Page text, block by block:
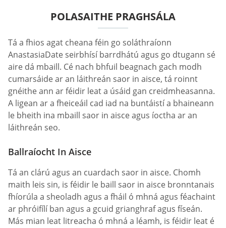
POLASAITHE PRAGHSÁLA
Tá a fhios agat cheana féin go soláthraíonn
AnastasiaDate seirbhísí barrdhátú agus go dtugann sé
aire dá mbaill. Cé nach bhfuil beagnach gach modh
cumarsáide ar an láithreán saor in aisce, tá roinnt
gnéithe ann ar féidir leat a úsáid gan creidmheasanna.
A ligean ar a fheiceáil cad iad na buntáistí a bhaineann
le bheith ina mbaill saor in aisce agus íoctha ar an
láithreán seo.
Ballraíocht In Aisce
Tá an clárú agus an cuardach saor in aisce. Chomh
maith leis sin, is féidir le baill saor in aisce bronntanais
fhíorúla a sheoladh agus a fháil ó mhná agus féachaint
ar phróifílí ban agus a gcuid grianghraf agus físeán.
Más mian leat litreacha ó mhná a léamh, is féidir leat é